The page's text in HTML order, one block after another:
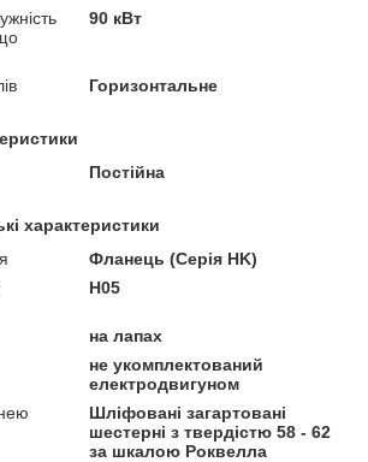
90 кВт
Горизонтальне
Постійна
характеристики
Фланець (Серія HK)
H05
на лапах
не укомплектований
електродвигуном
Шліфовані загартовані
шестерні з твердістю 58 - 62
за шкалою Роквелла